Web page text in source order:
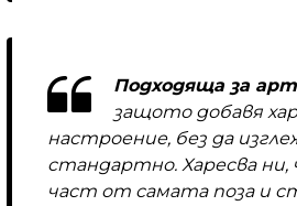
Подходяща за
защото добавя
настроение, без да
стандартно. Харесва ни,
част от самата поза и